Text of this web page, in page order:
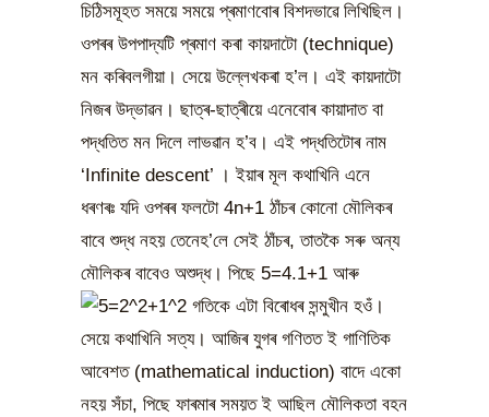
চিঠিসমূহত সময়ে সময়ে প্ৰমাণবোৰ বিশদভাৱে লিখিছিল।
ওপৰৰ উপপাদ্যটি প্ৰমাণ কৰা কায়দাটো (technique)
মন কৰিবলগীয়া। সেয়ে উল্লেখকৰা হ’ল। এই কায়দাটো
নিজৰ উদ্ভাৱন। ছাত্ৰ-ছাত্ৰীয়ে এনেবোৰ কায়াদাত বা
পদ্ধতিত মন দিলে লাভৱান হ’ব। এই পদ্ধতিটোৰ নাম
‘Infinite descent’ । ইয়াৰ মূল কথাখিনি এনে
ধৰণৰঃ যদি ওপৰৰ ফলটো 4n+1 ঠাঁচৰ কোনো মৌলিকৰ
বাবে শুদ্ধ নহয় তেনেহ’লে সেই ঠাঁচৰ, তাতকৈ সৰু অন্য
মৌলিকৰ বাবেও অশুদ্ধ। পিছে 5=4.1+1 আৰু
গতিকে এটা বিৰোধৰ সন্মুখীন হওঁ।
সেয়ে কথাখিনি সত্য। আজিৰ যুগৰ গণিতত ই গাণিতিক
আবেশত (mathematical induction) বাদে একো
নহয় সঁচা, পিছে ফাৰমাৰ সময়ত ই আছিল মৌলিকতা বহন